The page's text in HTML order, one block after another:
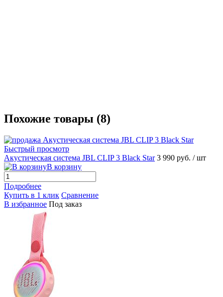
Похожие товары (8)
Быстрый просмотр
Акустическая система JBL CLIP 3 Black Star 3 990 руб. / шт
В корзину
Подробнее
Купить в 1 клик Сравнение
В избранное Под заказ